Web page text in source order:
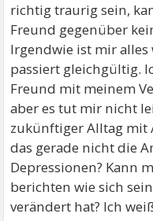
richtig traurig sein,
Freund gegenüber
Irgendwie ist mir
passiert gleichgültig.
Freund mit meinem
aber es tut mir nicht
zukünftiger Alltag mit
das gerade nicht die
Depressionen? Kann
berichten wie sich
verändert hat? Ich